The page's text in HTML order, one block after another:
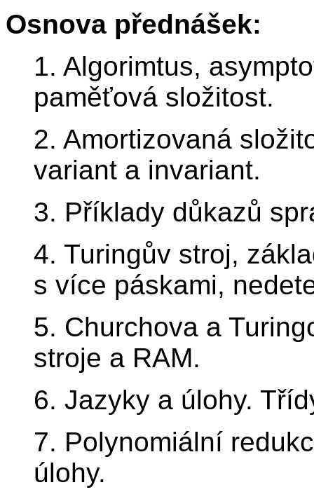
Osnova přednášek:
1. Algorimtus,
paměťová složitost.
2. Amortizovaná
variant a invariant.
3. Příklady důkazů
4. Turingův stroj,
s více páskami,
5. Churchova a
stroje a RAM.
6. Jazyky a úlohy.
7. Polynomiální
úlohy.